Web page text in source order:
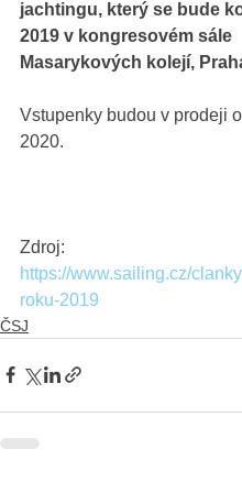
jachtingu, který se bude
2019 v kongresovém sále
Masarykových kolejí,
Vstupenky budou v prodeji
2020.
Zdroj:
https://www.sailing.cz/
roku-2019
ČSJ